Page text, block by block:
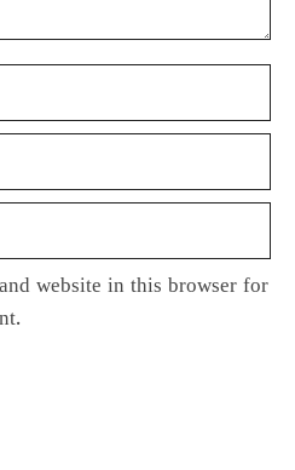
website in this browser for